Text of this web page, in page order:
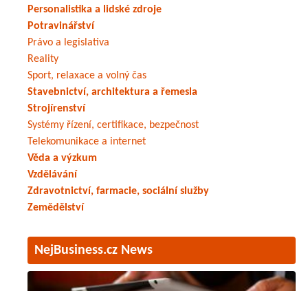
Personalistika a lidské zdroje
Potravinářství
Právo a legislativa
Reality
Sport, relaxace a volný čas
Stavebnictví, architektura a řemesla
Strojírenství
Systémy řízení, certifikace, bezpečnost
Telekomunikace a internet
Věda a výzkum
Vzdělávání
Zdravotnictví, farmacie, sociální služby
Zemědělství
NejBusiness.cz News